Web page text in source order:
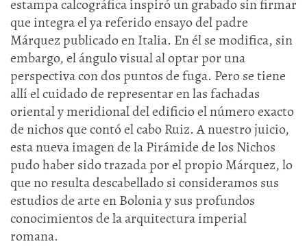
estampa calcográfica inspiró un grabado sin firmar
que integra el ya referido ensayo del padre
Márquez publicado en Italia. En él se modifica, sin
embargo, el ángulo visual al optar por una
perspectiva con dos puntos de fuga. Pero se tiene
allí el cuidado de representar en las fachadas
oriental y meridional del edificio el número exacto
de nichos que contó el cabo Ruiz. A nuestro juicio,
esta nueva imagen de la Pirámide de los Nichos
pudo haber sido trazada por el propio Márquez, lo
que no resulta descabellado si consideramos sus
estudios de arte en Bolonia y sus profundos
conocimientos de la arquitectura imperial
romana.